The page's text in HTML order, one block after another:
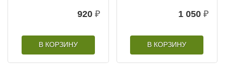
920 ₽
В КОРЗИНУ
1 050 ₽
В КОРЗИНУ